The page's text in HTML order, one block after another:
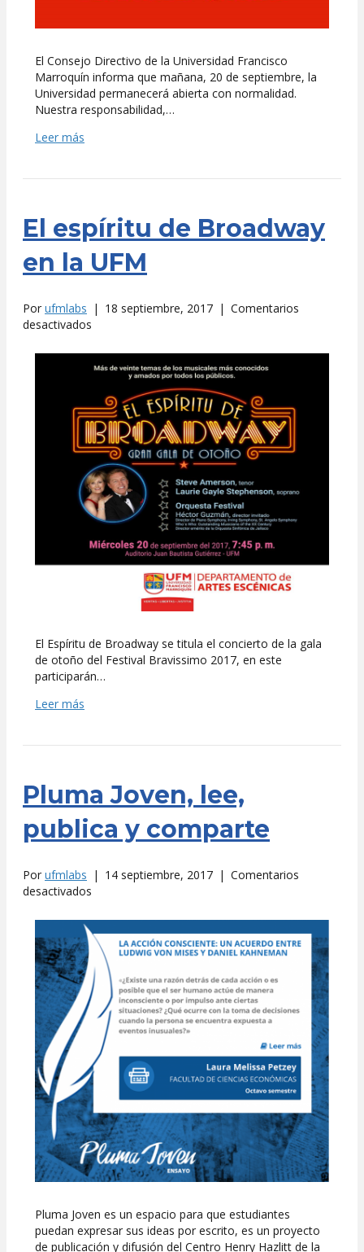
El Consejo Directivo de la Universidad Francisco
Marroquín informa que mañana, 20 de septiembre, la
Universidad permanecerá abierta con normalidad.
Nuestra responsabilidad,…
Leer más
El espíritu de Broadway
en la UFM
Por ufmlabs | 18 septiembre, 2017 | Comentarios
desactivados
espíritu
de
Broadway
en
la
UFM
El Espíritu de Broadway se titula el concierto de la gala
de otoño del Festival Bravissimo 2017, en este
participarán…
Leer más
Pluma Joven, lee,
publica y comparte
Por ufmlabs | 14 septiembre, 2017 | Comentarios
desactivados
Joven,
lee,
publica
y
comparte
Pluma Joven es un espacio para que estudiantes
puedan expresar sus ideas por escrito, es un proyecto
de publicación y difusión del Centro Henry Hazlitt de la